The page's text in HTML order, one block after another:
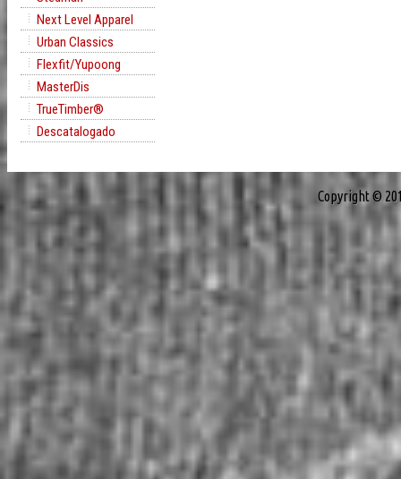
Next Level Apparel
Urban Classics
Flexfit/Yupoong
MasterDis
TrueTimber®
Descatalogado
Copyright ©